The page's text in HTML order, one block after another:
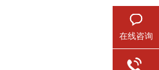
在线咨询